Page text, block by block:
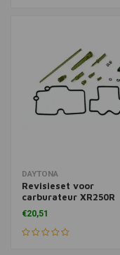
DAYTONA
Revisieset voor
carburateur XR250R
1994-2004
€20,51